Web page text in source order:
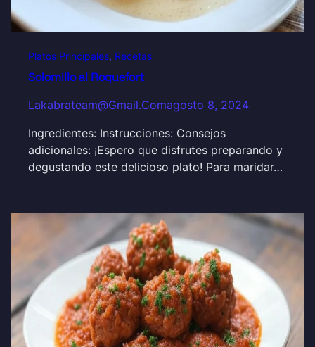
Platos Principales, Recetas
Solomillo al Roquefort
Lakabrateam@gmail.comagosto 8, 2024
Ingredientes: Instrucciones: Consejos
adicionales: ¡Espero que disfrutes preparando y
degustando este delicioso plato! Para maridar…